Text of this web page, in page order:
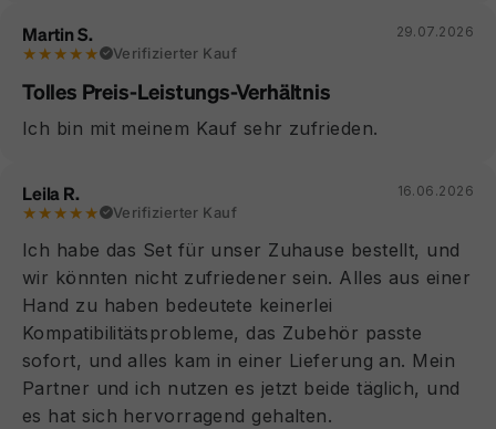
Martin S.
★★★★★ Verifizierter Kauf
29.07.2026
Tolles Preis-Leistungs-Verhältnis
Ich bin mit meinem Kauf sehr zufrieden.
Leila R.
★★★★★ Verifizierter Kauf
16.06.2026
Ich habe das Set für unser Zuhause bestellt, und
wir könnten nicht zufriedener sein. Alles aus einer
Hand zu haben bedeutete keinerlei
Kompatibilitätsprobleme, das Zubehör passte
sofort, und alles kam in einer Lieferung an. Mein
Partner und ich nutzen es jetzt beide täglich, und
es hat sich hervorragend gehalten.